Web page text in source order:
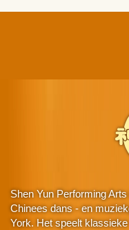
Shen Yun Performing
Chinees dans - en
York. Het speelt